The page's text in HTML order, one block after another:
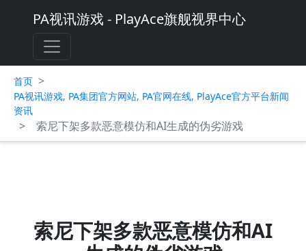
PA视讯游戏 - PlayAce旗舰视界中心
首页 >
PA视讯游戏, PA集团官方网站, PA官网在线, PlayAce官方平台新闻
资讯
> 索尼下架多款恶意模仿和AI生成的伪劣游戏
索尼下架多款恶意模仿和AI